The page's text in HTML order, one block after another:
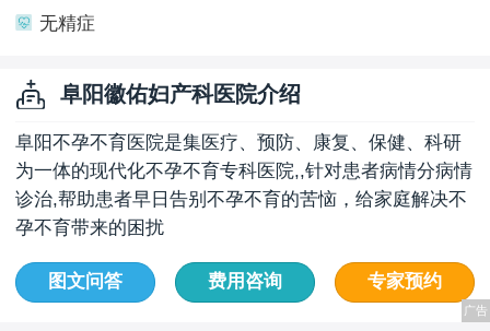
无精症
阜阳徽佑妇产科医院介绍
阜阳不孕不育医院是集医疗、预防、康复、保健、科研
为一体的现代化不孕不育专科医院,,针对患者病情分病情
诊治,帮助患者早日告别不孕不育的苦恼，给家庭解决不
孕不育带来的困扰
图文问答 费用咨询 专家预约